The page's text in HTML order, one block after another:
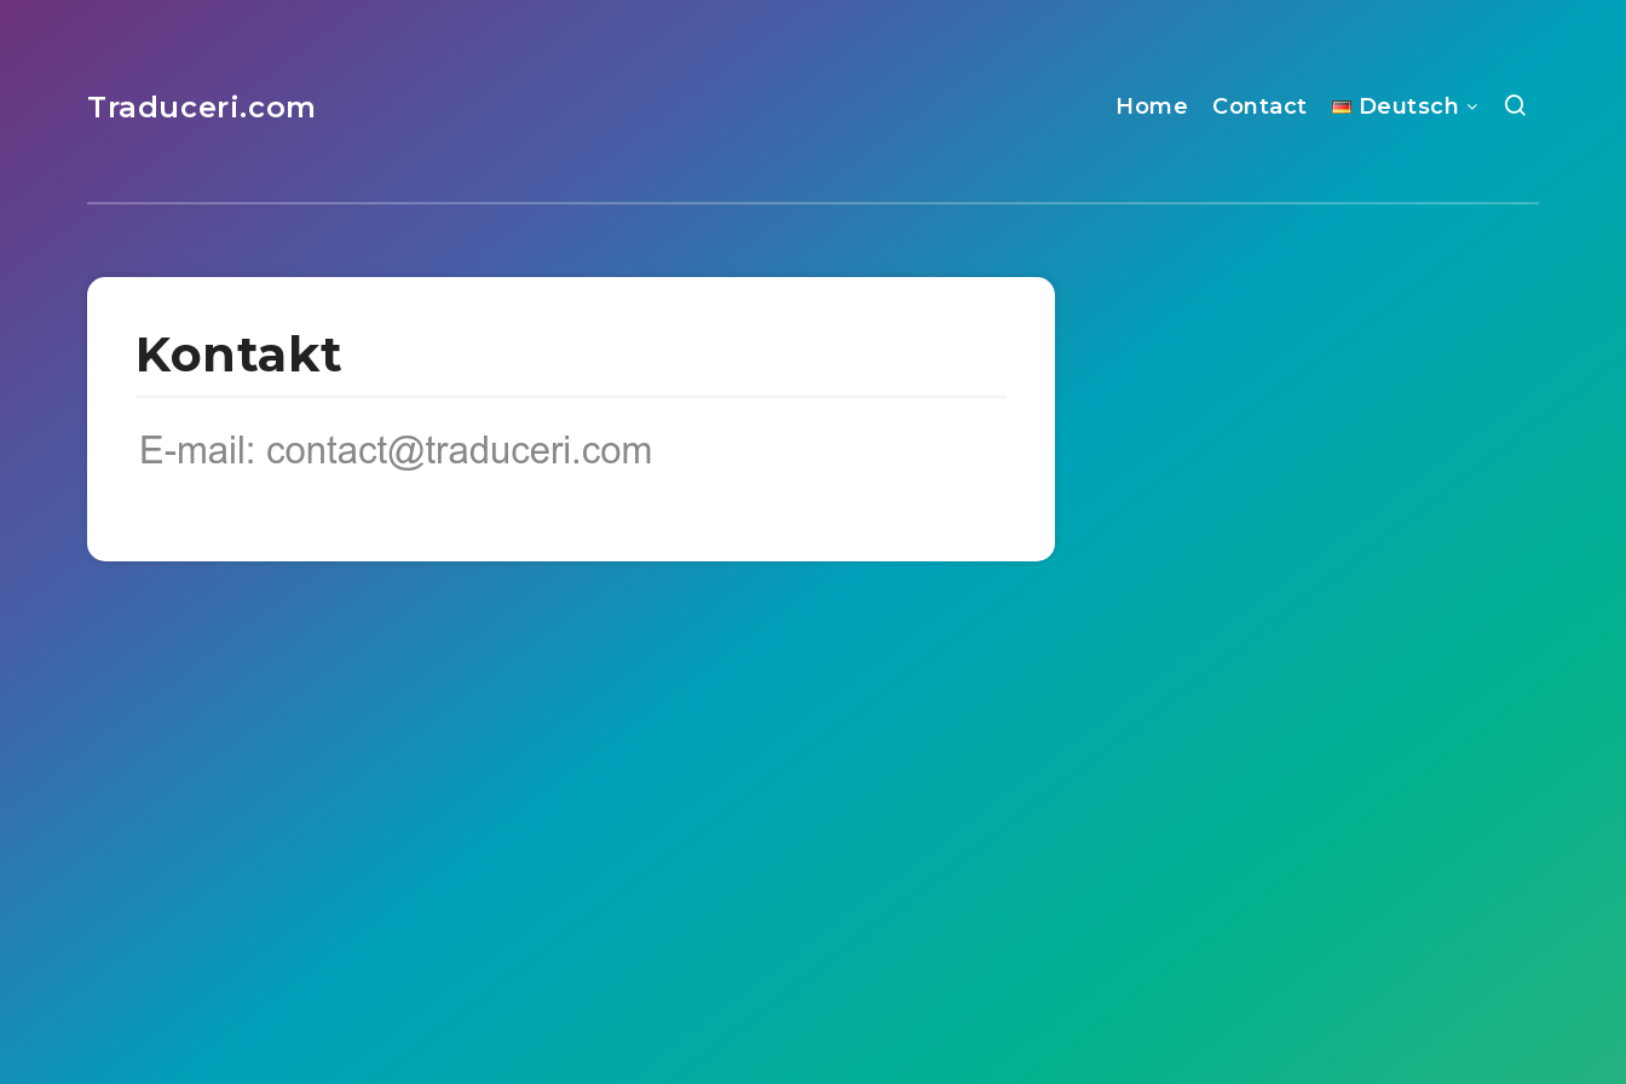
Traduceri.com Home Contact Deutsch
Kontakt